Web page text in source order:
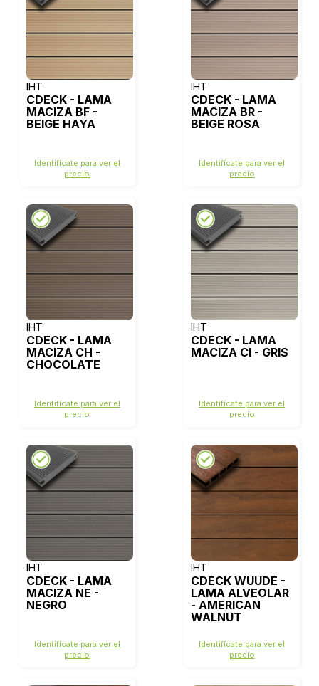
IHT
CDECK - LAMA
MACIZA BF -
BEIGE HAYA
Identifícate para ver el
precio
IHT
CDECK - LAMA
MACIZA BR -
BEIGE ROSA
Identifícate para ver el
precio
IHT
CDECK - LAMA
MACIZA CH -
CHOCOLATE
Identifícate para ver el
precio
IHT
CDECK - LAMA
MACIZA CI - GRIS
Identifícate para ver el
precio
IHT
CDECK - LAMA
MACIZA NE -
NEGRO
Identifícate para ver el
precio
IHT
CDECK WUUDE -
LAMA ALVEOLAR
- AMERICAN
WALNUT
Identifícate para ver el
precio